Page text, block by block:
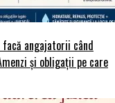
facă angajatorii când
și obligații pe care